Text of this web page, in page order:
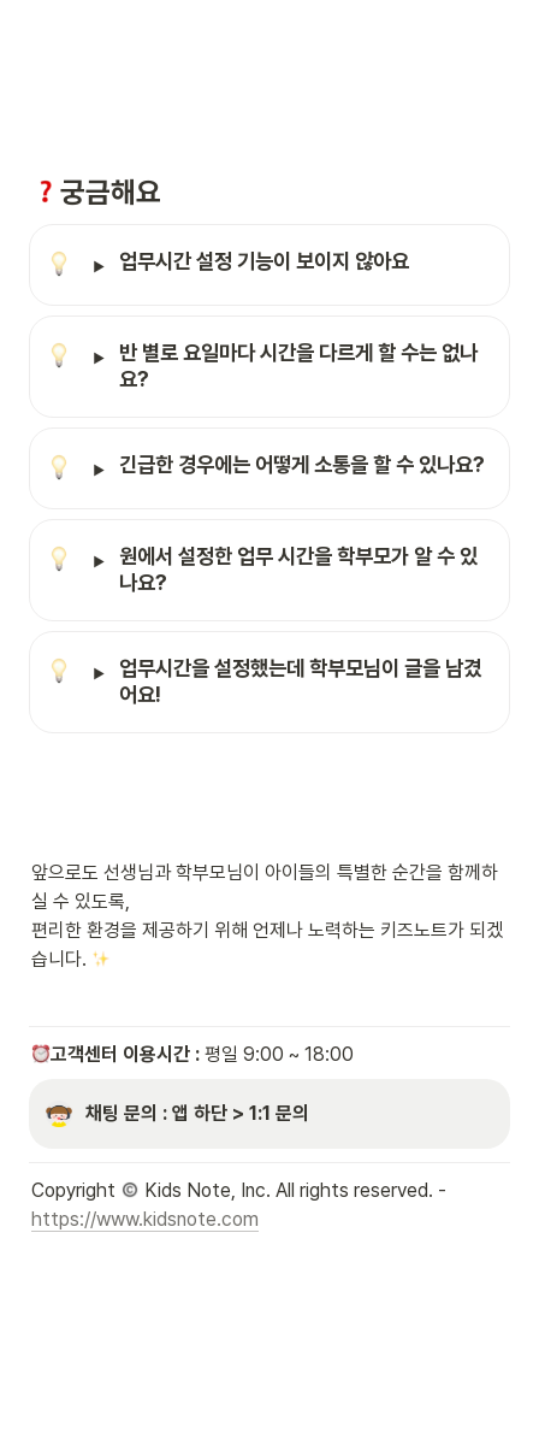
궁금해요
업무시간 설정 기능이 보이지 않아요
반 별로 요일마다 시간을 다르게 할 수는 없나
요?
긴급한 경우에는 어떻게 소통을 할 수 있나요?
원에서 설정한 업무 시간을 학부모가 알 수 있
나요?
업무시간을 설정했는데 학부모님이 글을 남겼
어요!
앞으로도 선생님과 학부모님이 아이들의 특별한 순간을 함께하
실 수 있도록,
편리한 환경을 제공하기 위해 언제나 노력하는 키즈노트가 되겠
습니다.
고객센터 이용시간 : 평일 9:00 ~ 18:00
채팅 문의 : 앱 하단 > 1:1 문의
Copyright
https://www.kidsnote.com